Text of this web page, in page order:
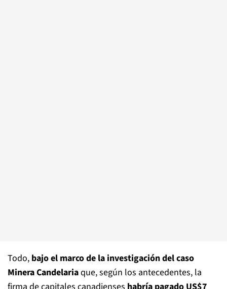
Todo, bajo el marco de la investigación del caso
Minera Candelariaque, según los antecedentes, la